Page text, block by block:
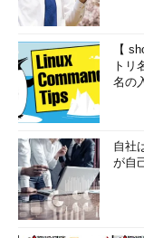
【
トリ
名の
自社
が自